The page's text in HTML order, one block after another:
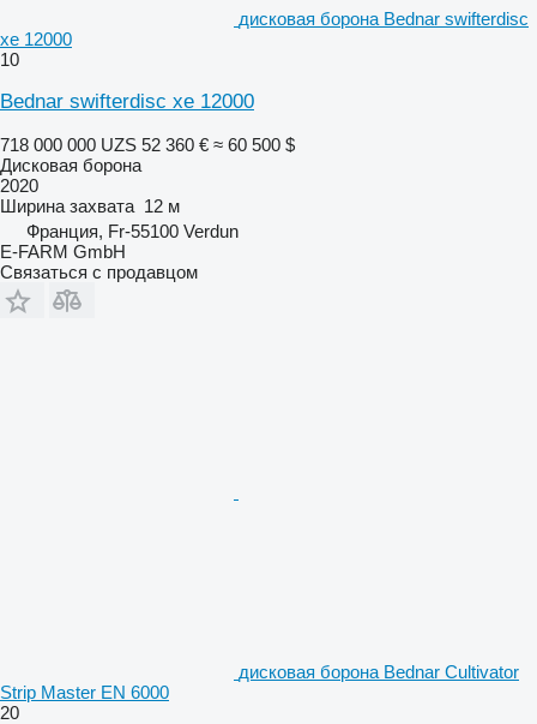
дисковая борона Bednar swifterdisc
xe 12000
10
Bednar swifterdisc xe 12000
718 000 000 UZS 52 360 € ≈ 60 500 $
Дисковая борона
2020
Ширина захвата 12 м
Франция, Fr-55100 Verdun
E-FARM GmbH
Связаться с продавцом
дисковая борона Bednar Cultivator
Strip Master EN 6000
20